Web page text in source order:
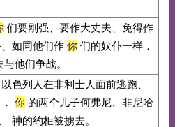
们要刚强、要作大丈夫、免得作
如同他们作 你们的奴仆一样．
他们争战。
色列人在非利士人面前逃跑、
你的两个儿子何弗尼、非尼哈
神的约柜被掳去。